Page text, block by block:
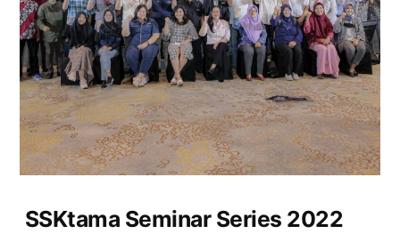
SSKtama Seminar Series 2022